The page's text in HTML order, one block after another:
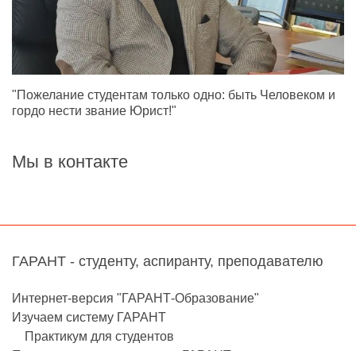
"Пожелание студентам только одно: быть Человеком и
гордо нести звание Юрист!"
Мы в контакте
ГАРАНТ - студенту, аспиранту, преподавателю
Интернет-версия "ГАРАНТ-Образование"
Изучаем систему ГАРАНТ
Практикум для студентов